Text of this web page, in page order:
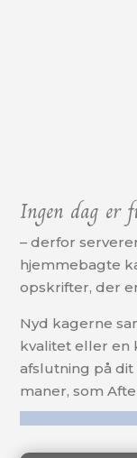
Ingen dag er
– derfor
hjemmebagte
opskrifter, der
Nyd kagerne
kvalitet eller en
afslutning på
maner, som